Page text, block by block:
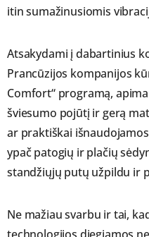
itin sumažinusiomis
Atsakydami į dabartinius
Prancūzijos kompanijos
Comfort“ programą,
šviesumo pojūtį ir gerą
ar praktiškai
ypač patogių ir plačių
standžiųjų putų užpildu ir
Ne mažiau svarbu ir tai,
technologijos diegiamos